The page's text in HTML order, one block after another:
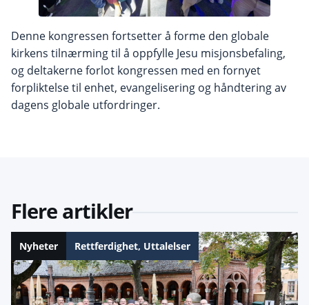
Denne kongressen fortsetter å forme den globale
kirkens tilnærming til å oppfylle Jesu misjonsbefaling,
og deltakerne forlot kongressen med en fornyet
forpliktelse til enhet, evangelisering og håndtering av
dagens globale utfordringer.
Flere artikler
Nyheter Rettferdighet, Uttalelser